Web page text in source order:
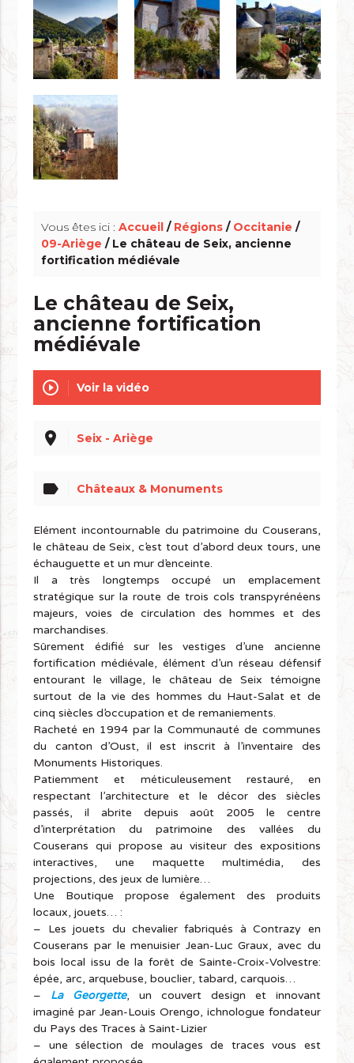
Vous êtes ici :Accueil / Régions / Occitanie /
09-Ariège / Le château de Seix, ancienne
fortification médiévale
Le château de Seix,
ancienne fortification
médiévale
play_circle_outline Voir la vidéo
place Seix - Ariège
label Châteaux & Monuments
Elément incontournable du patrimoine du Couserans,
le château de Seix, c’est tout d’abord deux tours, une
échauguette et un mur d’enceinte.
Il a très longtemps occupé un emplacement
stratégique sur la route de trois cols transpyrénéens
majeurs, voies de circulation des hommes et des
marchandises.
Sûrement édifié sur les vestiges d’une ancienne
fortification médiévale, élément d’un réseau défensif
entourant le village, le château de Seix témoigne
surtout de la vie des hommes du Haut-Salat et de
cinq siècles d’occupation et de remaniements.
Racheté en 1994 par la Communauté de communes
du canton d’Oust, il est inscrit à l’inventaire des
Monuments Historiques.
Patiemment et méticuleusement restauré, en
respectant l’architecture et le décor des siècles
passés, il abrite depuis août 2005 le centre
d’interprétation du patrimoine des vallées du
Couserans qui propose au visiteur des expositions
interactives, une maquette multimédia, des
projections, des jeux de lumière…
Une Boutique propose également des produits
locaux, jouets… :
– Les jouets du chevalier fabriqués à Contrazy en
Couserans par le menuisier Jean-Luc Graux, avec du
bois local issu de la forêt de Sainte-Croix-Volvestre:
épée, arc, arquebuse, bouclier, tabard, carquois…
– La Georgette, un couvert design et innovant
imaginé par Jean-Louis Orengo, ichnologue fondateur
du Pays des Traces à Saint-Lizier
– une sélection de moulages de traces vous est